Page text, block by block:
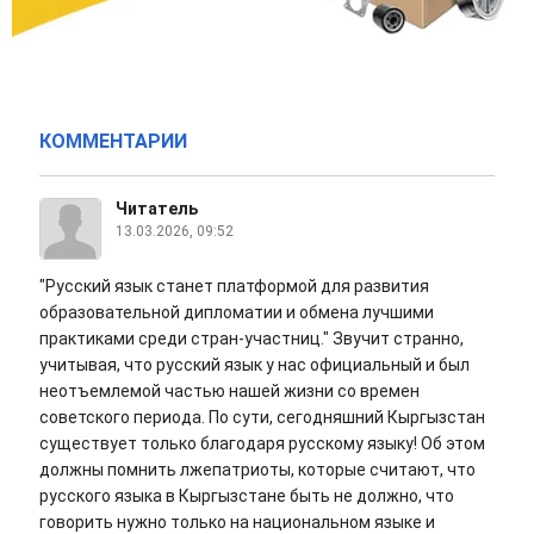
КОММЕНТАРИИ
Читатель
13.03.2026, 09:52
"Русский язык станет платформой для развития
образовательной дипломатии и обмена лучшими
практиками среди стран-участниц." Звучит странно,
учитывая, что русский язык у нас официальный и был
неотъемлемой частью нашей жизни со времен
советского периода. По сути, сегодняшний Кыргызстан
существует только благодаря русскому языку! Об этом
должны помнить лжепатриоты, которые считают, что
русского языка в Кыргызстане быть не должно, что
говорить нужно только на национальном языке и